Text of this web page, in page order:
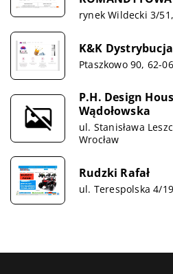
rynek Wildecki 3/
K&K
Ptaszkowo 90, 62-
P.H. Design
Wądołowska
ul. Stanisława
Wrocław
Rudzki Rafał
ul. Terespolska 4/